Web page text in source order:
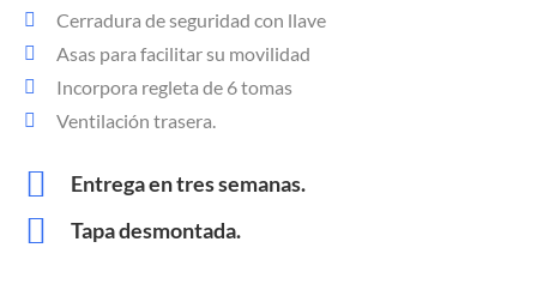
Cerradura de seguridad con llave
Asas para facilitar su movilidad
Incorpora regleta de 6 tomas
Ventilación trasera.
Entrega en tres semanas.
Tapa desmontada.